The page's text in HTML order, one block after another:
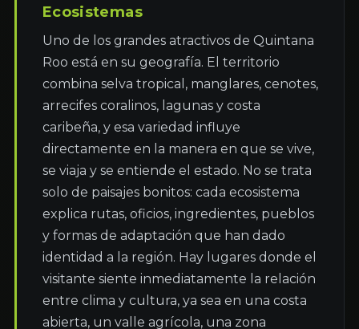
Ecosistemas
Uno de los grandes atractivos de Quintana
Roo está en su geografía. El territorio
combina selva tropical, manglares, cenotes,
arrecifes coralinos, lagunas y costa
caribeña, y esa variedad influye
directamente en la manera en que se vive,
se viaja y se entiende el estado. No se trata
solo de paisajes bonitos: cada ecosistema
explica rutas, oficios, ingredientes, pueblos
y formas de adaptación que han dado
identidad a la región. Hay lugares donde el
visitante siente inmediatamente la relación
entre clima y cultura, ya sea en una costa
abierta, un valle agrícola, una zona